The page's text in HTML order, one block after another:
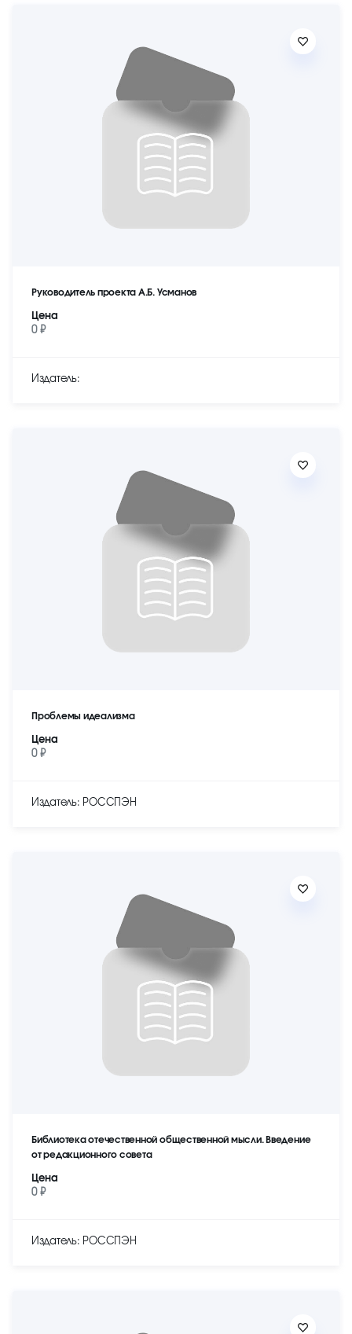
Руководитель проекта А.Б. Усманов
Цена
0 ₽
Издатель:
Проблемы идеализма
Цена
0 ₽
Издатель: РОССПЭН
Библиотека отечественной общественной мысли. Введение
от редакционного совета
Цена
0 ₽
Издатель: РОССПЭН